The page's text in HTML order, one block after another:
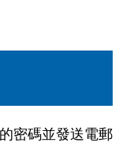
密碼並發送電郵